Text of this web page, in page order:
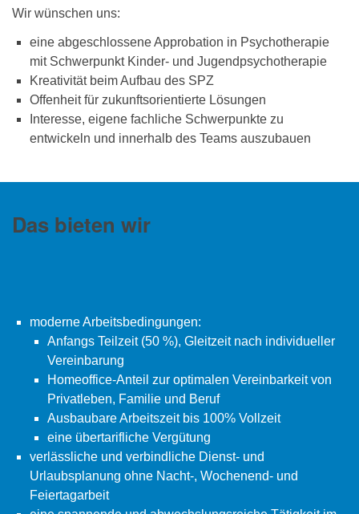
Wir wünschen uns:
eine abgeschlossene Approbation in Psychotherapie
mit Schwerpunkt Kinder- und Jugendpsychotherapie
Kreativität beim Aufbau des SPZ
Offenheit für zukunftsorientierte Lösungen
Interesse, eigene fachliche Schwerpunkte zu
entwickeln und innerhalb des Teams auszubauen
Das bieten wir
moderne Arbeitsbedingungen:
Anfangs Teilzeit (50 %), Gleitzeit nach individueller
Vereinbarung
Homeoffice-Anteil zur optimalen Vereinbarkeit von
Privatleben, Familie und Beruf
Ausbaubare Arbeitszeit bis 100% Vollzeit
eine übertarifliche Vergütung
verlässliche und verbindliche Dienst- und
Urlaubsplanung ohne Nacht-, Wochenend- und
Feiertagarbeit